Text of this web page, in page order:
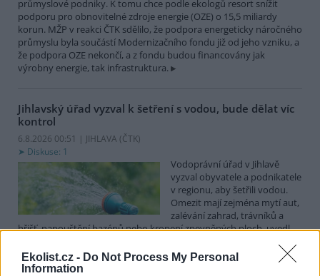
Ekolist.cz - Do Not Process My Personal
Information
průmyslové podniky. K tomu chce podle ekologů resort snížit
podporu pro obnovitelné zdroje energie (OZE) o 15,5 miliardy
korun. MŽP v reakci ČTK sdělilo, že podpora energeticky náročného
průmyslu byla součástí Modernizačního fondu již od jeho vzniku, a
že podpora OZE nekončí, a z fondu budou financovány jak
výrobny energie, tak infrastruktura.
Jihlavský úřad vyzval k šetření s vodou, bude dělat víc
kontrol
6.8.2026 00:51 | JIHLAVA (ČTK)
Diskuse: 1
Vodoprávní úřad v Jihlavě
vyzval obyvatele a podnikatele
v regionu, aby šetřili vodou.
Omezit mají zejména mytí aut,
zalévání zahrad, trávníků a
hřišť, napouštění bazénů nebo kropení zpevněných ploch, uvedl
kontrolovat povolené odběry. Výzva k šetření vodou platí pro
všechny obce spadající pod Jihlavu jako obec s rozšířenou